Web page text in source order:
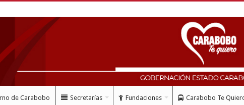
de Carabobo Secretarías Fundaciones Carabobo Te